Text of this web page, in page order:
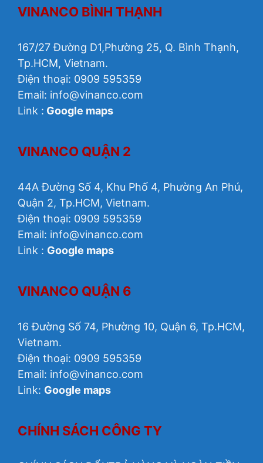
VINANCO BÌNH THẠNH
167/27 Đường D1,Phường 25, Q. Bình Thạnh,
Tp.HCM, Vietnam.
Điện thoại: 0909 595359
Email: info@vinanco.com
Link : Google maps
VINANCO QUẬN 2
44A Đường Số 4, Khu Phố 4, Phường An Phú,
Quận 2, Tp.HCM, Vietnam.
Điện thoại: 0909 595359
Email: info@vinanco.com
Link : Google maps
VINANCO QUẬN 6
16 Đường Số 74, Phường 10, Quận 6, Tp.HCM,
Vietnam.
Điện thoại: 0909 595359
Email: info@vinanco.com
Link: Google maps
CHÍNH SÁCH CÔNG TY